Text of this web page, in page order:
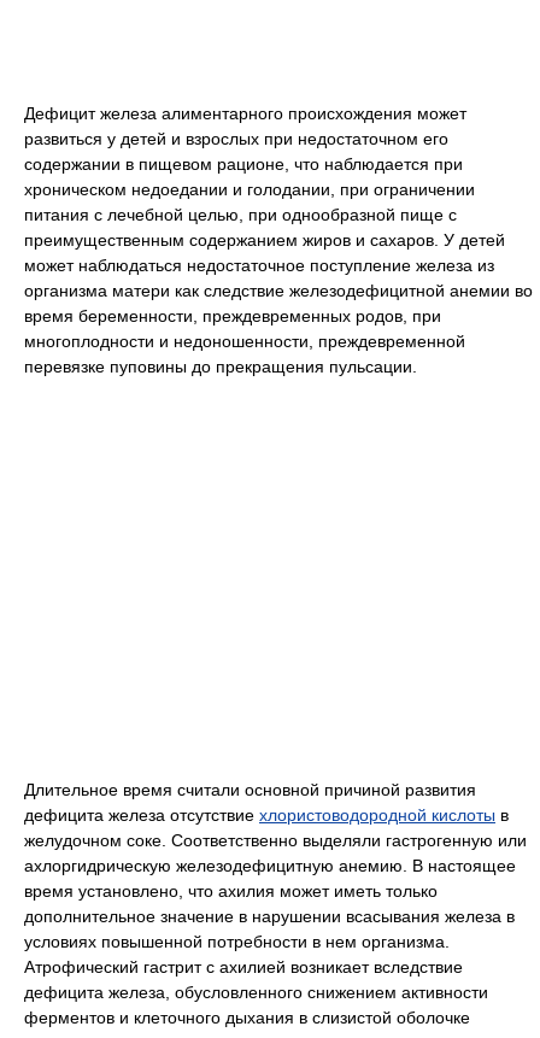
Дефицит железа алиментарного происхождения может
развиться у детей и взрослых при недостаточном его
содержании в пищевом рационе, что наблюдается при
хроническом недоедании и голодании, при ограничении
питания с лечебной целью, при однообразной пище с
преимущественным содержанием жиров и сахаров. У детей
может наблюдаться недостаточное поступление железа из
организма матери как следствие железодефицитной анемии во
время беременности, преждевременных родов, при
многоплодности и недоношенности, преждевременной
перевязке пуповины до прекращения пульсации.
Длительное время считали основной причиной развития
дефицита железа отсутствие хлористоводородной кислоты в
желудочном соке. Соответственно выделяли гастрогенную или
ахлоргидрическую железодефицитную анемию. В настоящее
время установлено, что ахилия может иметь только
дополнительное значение в нарушении всасывания железа в
условиях повышенной потребности в нем организма.
Атрофический гастрит с ахилией возникает вследствие
дефицита железа, обусловленного снижением активности
ферментов и клеточного дыхания в слизистой оболочке